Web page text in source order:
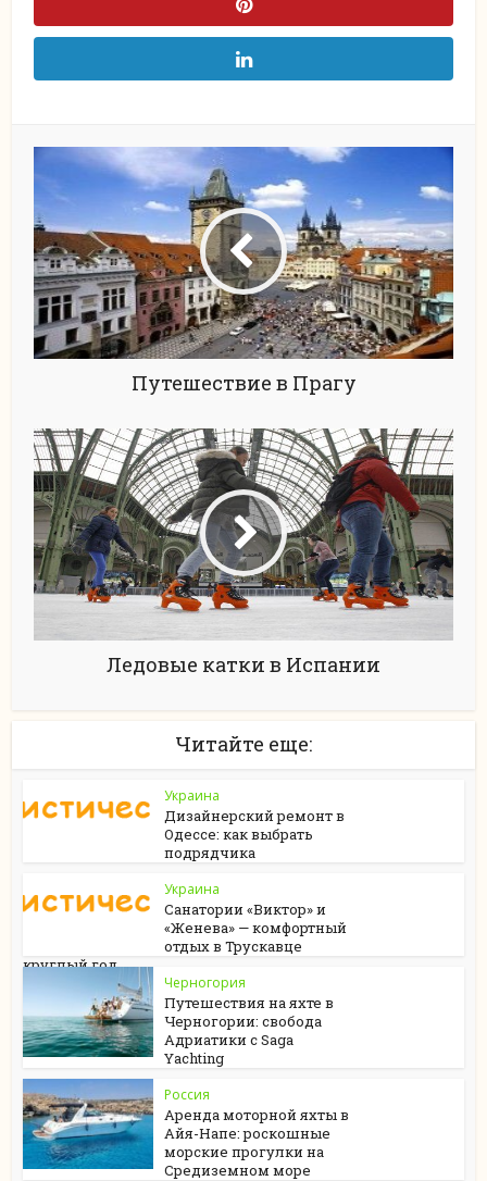
Путешествие в Прагу
Ледовые катки в Испании
Читайте еще:
Украина
Дизайнерский ремонт в
Одессе: как выбрать
подрядчика
Украина
Санатории «Виктор» и
«Женева» — комфортный
отдых в Трускавце
круглый год
Черногория
Путешествия на яхте в
Черногории: свобода
Адриатики с Saga
Yachting
Россия
Аренда моторной яхты в
Айя-Напе: роскошные
морские прогулки на
Средиземном море